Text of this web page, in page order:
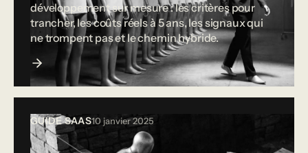
développement sur mesure : les critères pour
trancher, les coûts réels à 5 ans, les signaux qui
ne trompent pas et le chemin hybride.
GUIDE SAAS10 janvier 2025